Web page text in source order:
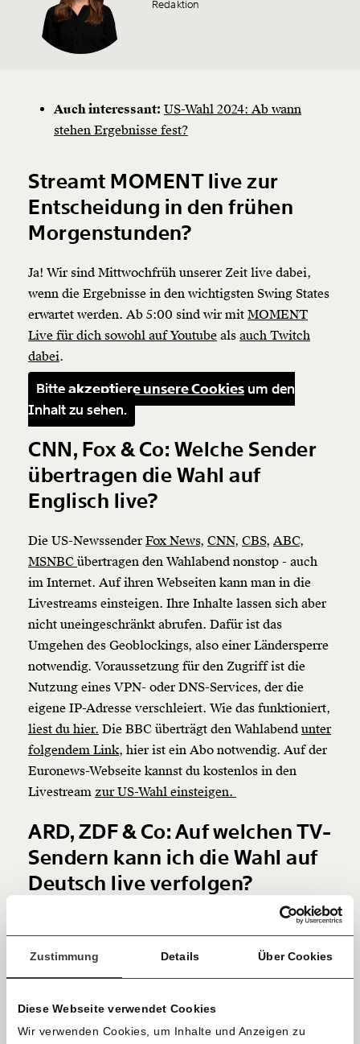
Zustimmung Details Über Cookies
Diese Webseite verwendet Cookies
Wir verwenden Cookies, um Inhalte und Anzeigen zu
Veränderung
beginnt mit Dir!
Werde
und wir können gemeinsam
unsere Wirtschaft so gestalten, dass sie für alle
funktioniert. Unsere Recherchen sind für alle frei im
Netz. Unabhängig und werbefrei. Und das wird auch
so bleiben. Kämpf’ mit uns für den Fortschritt und
Hier unsere IBAN: AT34 4300 0498 0007 6017
Kontoinhaber: Momentum Institut - Verein für
sozialen Fortschritt
einfach
teilen.
Redaktion
Auch interessant: US-Wahl 2024: Ab wann
stehen Ergebnisse fest?
Streamt MOMENT live zur
Entscheidung in den frühen
Morgenstunden?
Ja! Wir sind Mittwochfrüh unserer Zeit live dabei,
wenn die Ergebnisse in den wichtigsten Swing States
erwartet werden. Ab 5:00 sind wir mit MOMENT
Live für dich sowohl auf Youtube als auch Twitch
dabei.
Bitteakzeptiere unsere Cookies um den
Inhalt zu sehen.
CNN, Fox & Co: Welche Sender
übertragen die Wahl auf
Englisch live?
Die US-NewssenderFox News, CNN, CBS, ABC,
MSNBC übertragen den Wahlabend nonstop - auch
im Internet. Auf ihren Webseiten kann man in die
Livestreams einsteigen. Ihre Inhalte lassen sich aber
nicht uneingeschränkt abrufen. Dafür ist das
Umgehen des Geoblockings, also einer Ländersperre
notwendig. Voraussetzung für den Zugriff ist die
Nutzung eines VPN- oder DNS-Services, der die
eigene IP-Adresse verschleiert. Wie das funktioniert,
liest du hier. Die BBC überträgt den Wahlabend unter
folgendem Link, hier ist ein Abo notwendig. Auf der
Euronews-Webseite kannst du kostenlos in den
Livestream zur US-Wahl einsteigen.
ARD, ZDF & Co: Auf welchen TV-
Sendern kann ich die Wahl auf
Deutsch live verfolgen?
Die meisten deutschsprachigen Sender übertragen ab
Am 5. und 6. November kannst du
Alle Inhalte und Livestreams findest du auch in den
Mediatheken der Sender ARD,ZDF, ntv,ARTEund